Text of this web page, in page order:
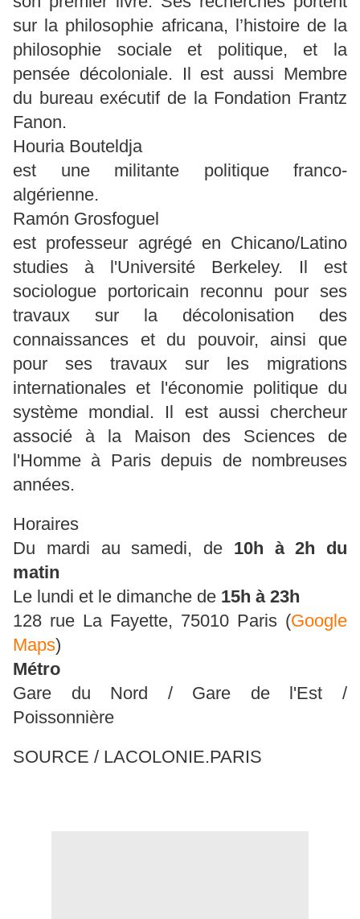
sur la philosophie africana, l’histoire de la
philosophie sociale et politique, et la
pensée décoloniale. Il est aussi Membre
du bureau exécutif de la Fondation Frantz
Fanon.
Houria Bouteldja
est une militante politique franco-
algérienne.
Ramón Grosfoguel
est professeur agrégé en Chicano/Latino
studies à l'Université Berkeley. Il est
sociologue portoricain reconnu pour ses
travaux sur la décolonisation des
connaissances et du pouvoir, ainsi que
pour ses travaux sur les migrations
internationales et l'économie politique du
système mondial. Il est aussi chercheur
associé à la Maison des Sciences de
l'Homme à Paris depuis de nombreuses
années.
Horaires
Du mardi au samedi, de 10h à 2h du
matin
Le lundi et le dimanche de 15h à 23h
128 rue La Fayette, 75010 Paris (Google
Maps)
Métro
Gare du Nord / Gare de l'Est /
Poissonnière
SOURCE / LACOLONIE.PARIS